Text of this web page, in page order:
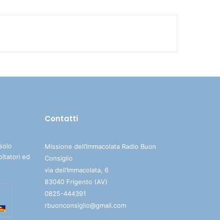
ed
Contatti
Missione dell’Immacolata Radio Buon
Consiglio
via dell’Immacolata, 6
83040 Frigento (AV)
0825-444391
rbuonconsiglio@gmail.com